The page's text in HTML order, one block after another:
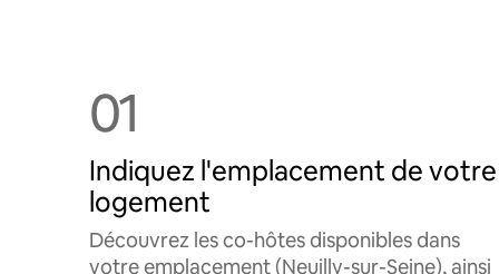
01
Indiquez l'emplacement de votre
logement
Découvrez les co-hôtes disponibles dans
votre emplacement (Neuilly-sur-Seine), ainsi